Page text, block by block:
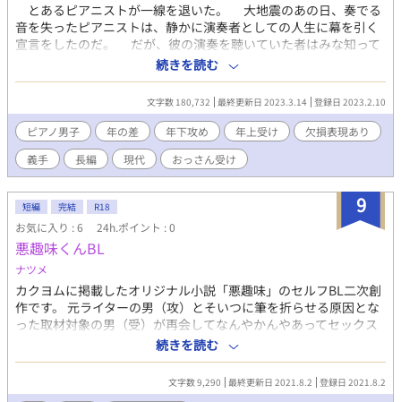
とあるピアニストが一線を退いた。 大地震のあの日、奏でる
音を失ったピアニストは、静かに演奏者としての人生に幕を引く
宣言をしたのだ。 だが、彼の演奏を聴いていた者はみな知って
いる。 彼の指先が鍵盤に触れるその瞬間まで、彼はピアノと共
に生きていたことを。 そして今、“彼等”は再び舞台に立ってい
る。 再び響き始めた旋律。 それは長い眠りから覚めたかのよ
うに、力強く、生き生きとしていて……新しかった。 そこには
かつて失われたはずの彼の音が、もう一度、響いていた── 《高
らかに響かせて》 ||:《もう一度》:|| 専属ピアニスト×両腕欠損作
曲家 ※2023/3/14….…46話・完結予定
続きを読む
文字数 180,732 最終更新日 2023.3.14 登録日 2023.2.10
ピアノ男子 年の差 年下攻め 年上受け
欠損表現あり
義手
長編 現代 おっさん受け
9
短編 完結 R18
お気に入り : 6 24h.ポイント : 0
悪趣味くんBL
ナツメ
カクヨムに掲載したオリジナル小説「悪趣味」のセルフBL二次創
作です。 元ライターの男（攻）とそいつに筆を折らせる原因とな
った取材対象の男（受）が再会してなんやかんやあってセックス
するだけの話 元作品を先に読んだほうが面白いと思います。 ※あ
くまで二次創作であって本編の話ではありません。 本編と同じリ
アリティラインを保ったままなんとか二人をセックスまで持ち込
もうとしたら、なんとなくハッピーエンドになってしまった。
続きを読む
文字数 9,290 最終更新日 2021.8.2 登録日 2021.8.2